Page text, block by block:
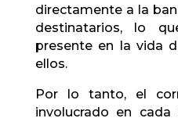
directamente a la
destinatarios, lo
presente en la vida
ellos.
Por lo tanto, el
involucrado en